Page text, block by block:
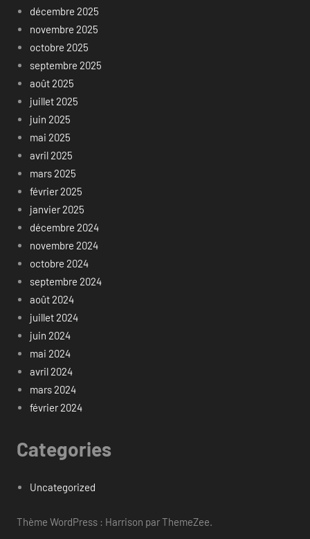
décembre 2025
novembre 2025
octobre 2025
septembre 2025
août 2025
juillet 2025
juin 2025
mai 2025
avril 2025
mars 2025
février 2025
janvier 2025
décembre 2024
novembre 2024
octobre 2024
septembre 2024
août 2024
juillet 2024
juin 2024
mai 2024
avril 2024
mars 2024
février 2024
Categories
Uncategorized
Thème WordPress : Harrison par ThemeZee.